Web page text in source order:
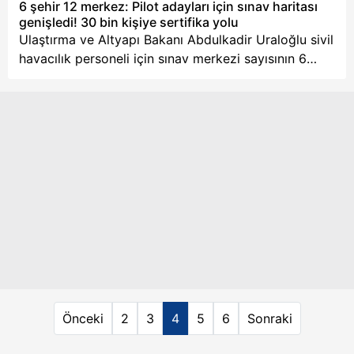
6698 sayılı Kişisel Verilerin Korunması Kanunu uyarınca
hazırlanmış Aydınlatma Metnimizi okumak ve sitemizde
ilgili mevzuata uygun olarak kullanılan çerezlerle ilgili bilgi
almak için lütfen
tıklayınız.
detayları.
6 şehir 12 merkez: Pilot adayları için sınav haritası
genişledi! 30 bin kişiye sertifika yolu
Ulaştırma ve Altyapı Bakanı Abdulkadir Uraloğlu sivil
havacılık personeli için sınav merkezi sayısının 6
Önceki 2 3 4 5 6 Sonraki